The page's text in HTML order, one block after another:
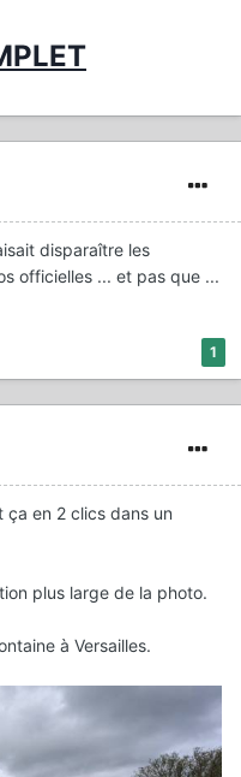
disparaître les
officielles ... et pas que ...
1
en 2 clics dans un
plus large de la photo.
à Versailles.